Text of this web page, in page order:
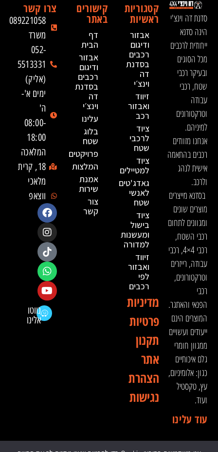
סדנת דה וינצ'י
הינה סדנא
ייחודית לרכבים
מכל הסוגים
ובעיקר רכבי
שטח, רכבי
עבודה
וטרקטורונים
למיניהם.
אנחנו מזוודים
רכבים בהתאמה
אישית לנהג
ולרכב.
בסדנא מייצרים
מוצרים שונים
ומגוונים לתחום
רכבי השטח,
רכבי 4×4, רכבי
עבודה, רייזרים
וטרקטורונים,
רכבי
הפנאי והאתגר.
המוצרים הינם
ייעודים ועשויים
ממגוון חומרי
גלם איכותיים
כגון: אלומיניום,
עץ, טקסטיל
ועוד.
עוד עלינו
קטגוריות
ראשיות
אבזור
ודיגום
רכבים
בסדנת
דה
וינצ׳י
זיווד
ואבזור
רכב
ציוד
לרכבי
שטח
ציוד
למטיילים
גאדג'טים
לאנשי
שטח
ציוד
בישול
ומעשנות
למדורה
זיווד
ואבזור
לפי
רכבים
מדיניות
פרטיות
תקנון
אתר
הצהרת
נגישות
קישורים
באתר
דף
הבית
אבזור
ודיגום
רכבים
בסדנת
דה
וינצ׳י
עלינו
בלוג
שטח
פרויקטים
המלצות
אמנת
שירות
צור
קשר
צרו קשר
089221058
משרד
052-
5513331
(אליק)
ימים א'-
ה'
08:00-
18:00
המלאכה
18, קרית
מלאכי
ווצאפ
נווטו
אלינו